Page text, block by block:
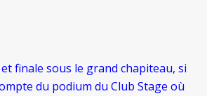
finale sous le grand chapiteau, si
du podium du Club Stage où